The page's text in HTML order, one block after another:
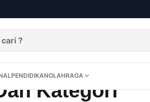
OPININUSANTARAINTERNASIONAL
PENDIDIKANOLAHRAGA
Tenis Meja Piala Bupati Aceh Tamiang
Kategori